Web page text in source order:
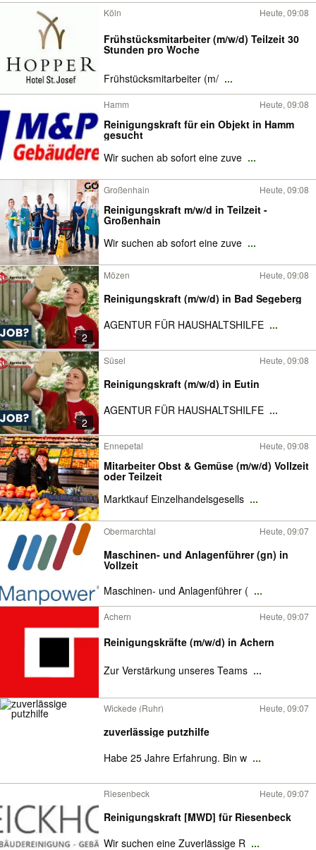
Köln Heute, 09:08
Frühstücksmitarbeiter (m/w/d) Teilzeit 30
Stunden pro Woche
Frühstücksmitarbeiter (m/ ...
Hamm Heute, 09:08
Reinigungskraft für ein Objekt in Hamm
gesucht
Wir suchen ab sofort eine zuve ...
Großenhain Heute, 09:08
Reinigungskraft m/w/d in Teilzeit -
Großenhain
Wir suchen ab sofort eine zuve ...
2
Mözen Heute, 09:08
Reinigungskraft (m/w/d) in Bad Segeberg
AGENTUR FÜR HAUSHALTSHILFE ...
2
Süsel Heute, 09:08
Reinigungskraft (m/w/d) in Eutin
AGENTUR FÜR HAUSHALTSHILFE ...
Ennepetal Heute, 09:08
Mitarbeiter Obst & Gemüse (m/w/d) Vollzeit
oder Teilzeit
Marktkauf Einzelhandelsgesells ...
Obermarchtal Heute, 09:07
Maschinen- und Anlagenführer (gn) in
Vollzeit
Maschinen- und Anlagenführer ( ...
Achern Heute, 09:07
Reinigungskräfte (m/w/d) in Achern
Zur Verstärkung unseres Teams ...
Wickede (Ruhr) Heute, 09:07
zuverlässige putzhilfe
Habe 25 Jahre Erfahrung. Bin w ...
Riesenbeck Heute, 09:07
Reinigungskraft [MWD] für Riesenbeck
Wir suchen eine Zuverlässige R ...